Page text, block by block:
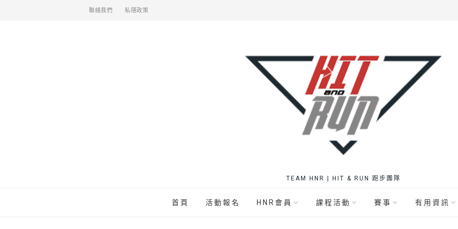
聯絡我們 私隱政策
TEAM HNR | HIT & RUN 跑步團隊
首頁 活動報名 HNR會員 課程活動 賽事 有用資訊